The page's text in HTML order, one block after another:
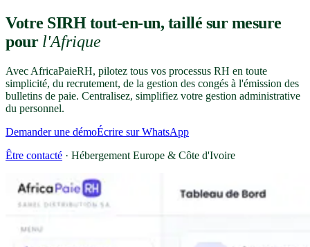
Votre SIRH tout-en-un, taillé sur mesure
pour l'Afrique
Avec AfricaPaieRH, pilotez tous vos processus RH en toute
simplicité, du recrutement, de la gestion des congés à l'émission des
bulletins de paie. Centralisez, simplifiez votre gestion administrative
du personnel.
Demander une démoÉcrire sur WhatsApp
Être contacté · Hébergement Europe & Côte d'Ivoire